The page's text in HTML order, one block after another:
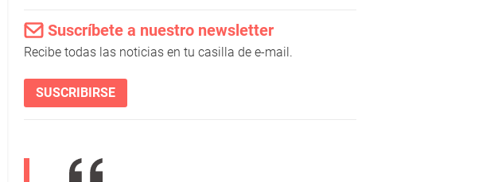
Suscríbete a nuestro newsletter
Recibe todas las noticias en tu casilla de e-mail.
SUSCRIBIRSE